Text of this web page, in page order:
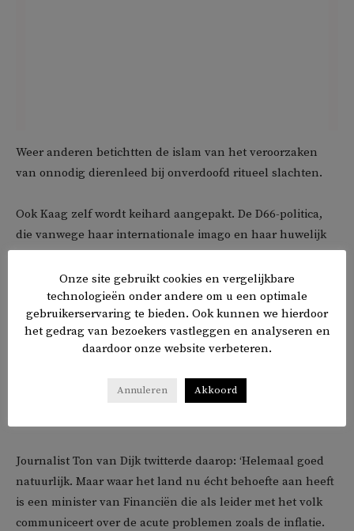
Weer anderen betichtten de islam van het veroorzaken
van onnodig dierenleed bij onverdoofd ritueel slachten.
Ook Kaag zelf wordt keihard aangepakt. De D66-politica,
die vanwege haar internationale imago en haar huwelijk
met een Palestijnse man niet geliefd is in populistische
kringen, wordt onder meer voor‘dom wijf’,‘fasciste’,
‘kakmadam’uitgemaakt.
Sommige twitteraarsmerktenop dat de minister over van
van Financiën. Zo berichtte ze gisteren ook lovend over
ABN Amro, dat het eigen slavernijverleden liet
Journalist Ton van Dijk twitterde daarop: ‘Helemaal goed
natuurlijk. Maar waar het land nu écht behoefte aan heeft
is een minister van Financiën die als leider met het volk
communiceert over de acute problemen zoals de inflatie.
Onze site gebruikt cookies en vergelijkbare
technologieën onder andere om u een optimale
gebruikerservaring te bieden. Ook kunnen we hierdoor
het gedrag van bezoekers vastleggen en analyseren en
daardoor onze website verbeteren.
Annuleren Akkoord